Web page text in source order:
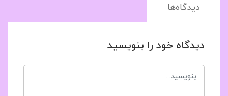
دیدگاه‌ها
دیدگاه خود را بنویسید